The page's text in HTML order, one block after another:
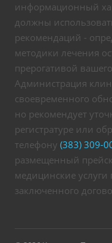
информационный
должны
рекомендаций -
методики лечения
прерогативой
Администрация
своевременного
но рекомендует
регистратуре или
телефону (383) 309-
размещенный
медицинские услуги
заключенного